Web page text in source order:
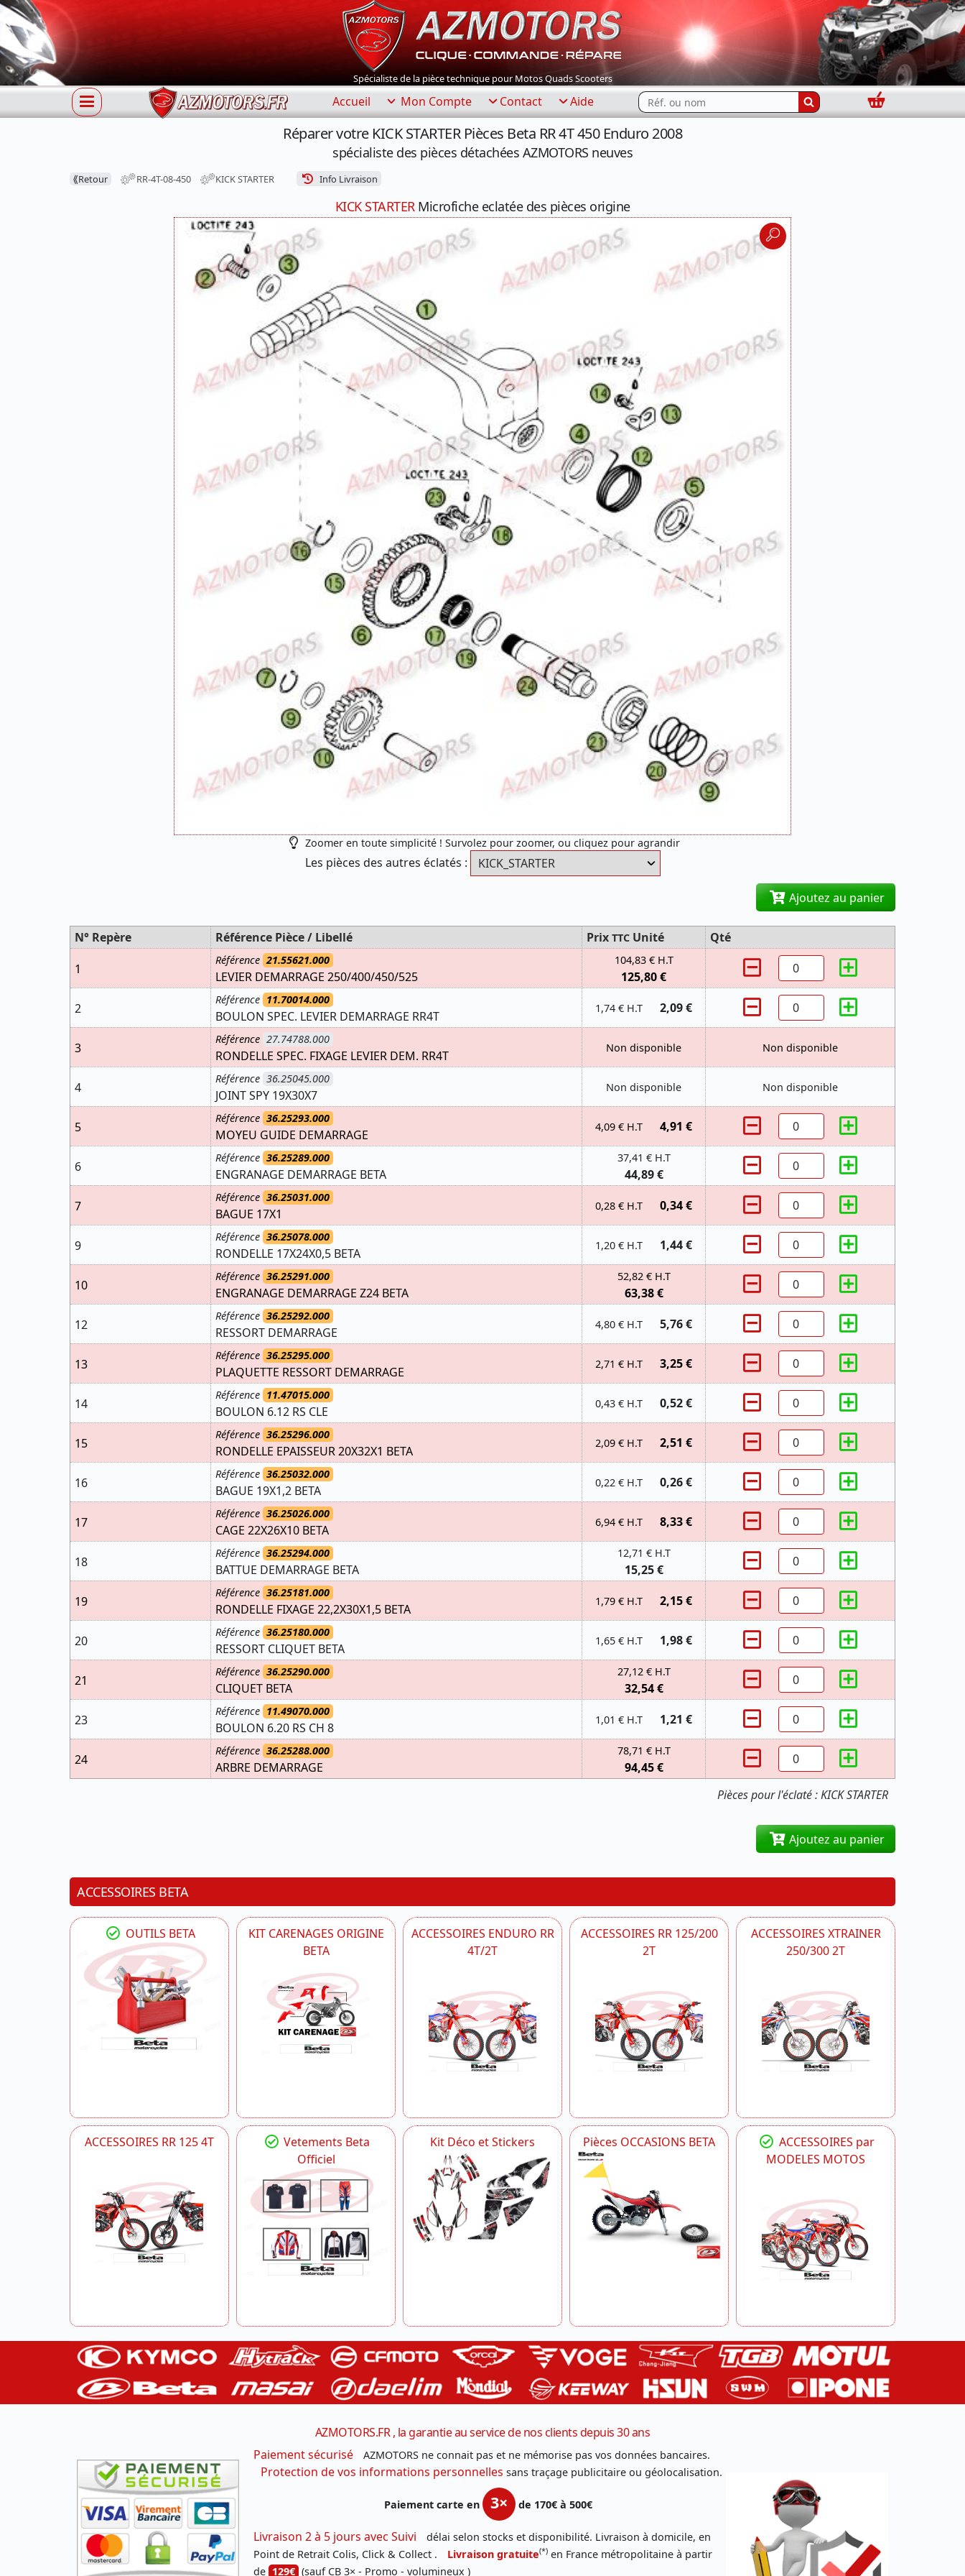
Spécialiste de la pièce technique pour Motos Quads Scooters
Accueil Mon Compte Contact Aide Rechercher...
Panier
Réparer votre KICK STARTER Pièces Beta RR 4T 450 Enduro 2008
spécialiste des pièces détachées AZMOTORS neuves
⟪Retour RR-4T-08-450 KICK STARTER Info Livraison
KICK STARTERMicrofiche eclatée des pièces origine
Zoomer en toute simplicité ! Survolez pour zoomer, ou cliquez pour agrandir
Les pièces des autres éclatés :
Ajoutez au panier
Pièces pour l'éclaté : KICK STARTER
N° Repère Référence Pièce / Libellé Prix TTC Unité
Qté
1
Référence 21.55621.000
LEVIER DEMARRAGE 250/400/450/525
104,83 € H.T
125,80 €
2
Référence 11.70014.000
BOULON SPEC. LEVIER DEMARRAGE RR4T
1,74 € H.T 2,09 €
3
Référence 27.74788.000
RONDELLE SPEC. FIXAGE LEVIER DEM. RR4T
Non disponible Non disponible
4
Référence 36.25045.000
JOINT SPY 19X30X7
Non disponible Non disponible
5
Référence 36.25293.000
MOYEU GUIDE DEMARRAGE
4,09 € H.T 4,91 €
6
Référence 36.25289.000
ENGRANAGE DEMARRAGE BETA
37,41 € H.T
44,89 €
7
Référence 36.25031.000
BAGUE 17X1
0,28 € H.T 0,34 €
9
Référence 36.25078.000
RONDELLE 17X24X0,5 BETA
1,20 € H.T 1,44 €
10
Référence 36.25291.000
ENGRANAGE DEMARRAGE Z24 BETA
52,82 € H.T
63,38 €
12
Référence 36.25292.000
RESSORT DEMARRAGE
4,80 € H.T 5,76 €
13
Référence 36.25295.000
PLAQUETTE RESSORT DEMARRAGE
2,71 € H.T 3,25 €
14
Référence 11.47015.000
BOULON 6.12 RS CLE
0,43 € H.T 0,52 €
15
Référence 36.25296.000
RONDELLE EPAISSEUR 20X32X1 BETA
2,09 € H.T 2,51 €
16
Référence 36.25032.000
BAGUE 19X1,2 BETA
0,22 € H.T 0,26 €
17
Référence 36.25026.000
CAGE 22X26X10 BETA
6,94 € H.T 8,33 €
18
Référence 36.25294.000
BATTUE DEMARRAGE BETA
12,71 € H.T
15,25 €
19
Référence 36.25181.000
RONDELLE FIXAGE 22,2X30X1,5 BETA
1,79 € H.T 2,15 €
20
Référence 36.25180.000
RESSORT CLIQUET BETA
1,65 € H.T 1,98 €
21
Référence 36.25290.000
CLIQUET BETA
27,12 € H.T
32,54 €
23
Référence 11.49070.000
BOULON 6.20 RS CH 8
1,01 € H.T 1,21 €
24
Référence 36.25288.000
ARBRE DEMARRAGE
78,71 € H.T
94,45 €
Ajoutez au panier
ACCESSOIRES BETA
OUTILS BETA
KIT CARENAGES ORIGINE
BETA
ACCESSOIRES ENDURO RR
4T/2T
ACCESSOIRES RR 125/200
2T
ACCESSOIRES XTRAINER
250/300 2T
ACCESSOIRES RR 125 4T
Vetements Beta
Officiel
Kit Déco et Stickers Pièces OCCASIONS BETA
ACCESSOIRES par
MODELES MOTOS
AZMOTORS.FR , la garantie au service de nos clients depuis 30 ans
Paiement sécurisé
AZMOTORS ne connait pas et ne mémorise pas vos données bancaires.
Protection de vos informations personnelles sans traçage publicitaire ou géolocalisation.
Paiement carte en 3× de 170€ à 500€
Livraison 2 à 5 jours avec Suivi
délai selon stocks et disponibilité. Livraison à domicile, en
Point de Retrait Colis, Click & Collect .
Livraison gratuite(*) en France métropolitaine à partir
de 129€ (sauf CB 3× - Promo - volumineux )